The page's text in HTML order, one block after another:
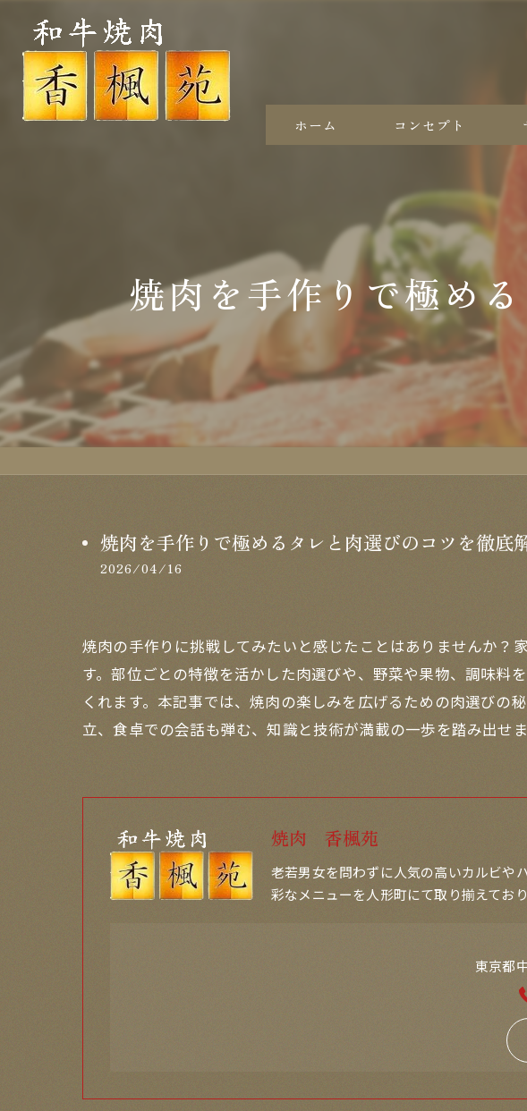
ホーム コンセプト
焼肉を手作りで極め
焼肉を手作りで極めるタレと肉選びのコツを徹底
2026/04/16
焼肉の手作りに挑戦してみたいと感じたことはありませんか？
す。部位ごとの特徴を活かした肉選びや、野菜や果物、調味料
くれます。本記事では、焼肉の楽しみを広げるための肉選び
立、食卓での会話も弾む、知識と技術が満載の一歩を踏み出せま
焼肉 香楓苑
老若男女を問わずに人気の高いカルビや
彩なメニューを人形町にて取り揃えてお
東京都